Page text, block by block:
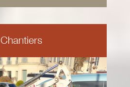
Chantiers